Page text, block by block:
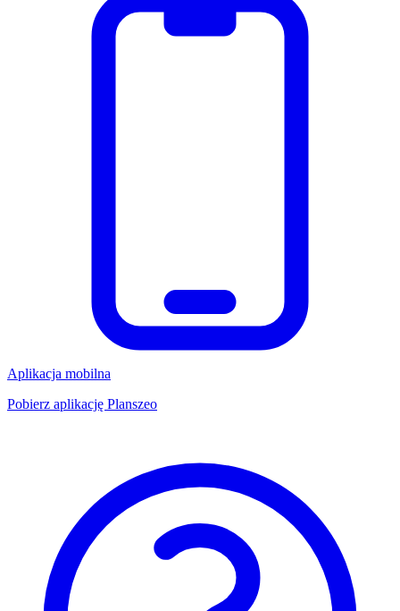
Aplikacja mobilna
Pobierz aplikację Planszeo